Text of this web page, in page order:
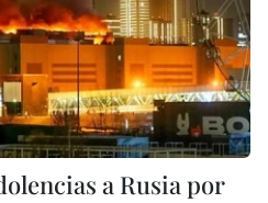
a Rusia por